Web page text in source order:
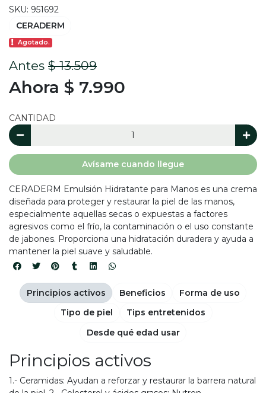
SKU: 951692
CERADERM
Agotado.
Antes $ 13.509
Ahora $ 7.990
CANTIDAD
Avísame cuando llegue
CERADERM Emulsión Hidratante para Manos es una crema
diseñada para proteger y restaurar la piel de las manos,
especialmente aquellas secas o expuestas a factores
agresivos como el frío, la contaminación o el uso constante
de jabones. Proporciona una hidratación duradera y ayuda a
mantener la piel suave y saludable.
Principios activos
1.- Ceramidas: Ayudan a reforzar y restaurar la barrera natural
Principios activos Beneficios
Forma de uso
Tipo de piel
Tips entretenidos
Desde qué edad usar